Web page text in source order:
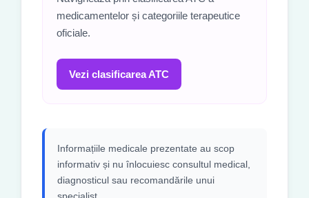
medicamentelor și categoriile terapeutice
oficiale.
Vezi clasificarea ATC
Informațiile medicale prezentate au scop
informativ și nu înlocuiesc consultul medical,
diagnosticul sau recomandările unui